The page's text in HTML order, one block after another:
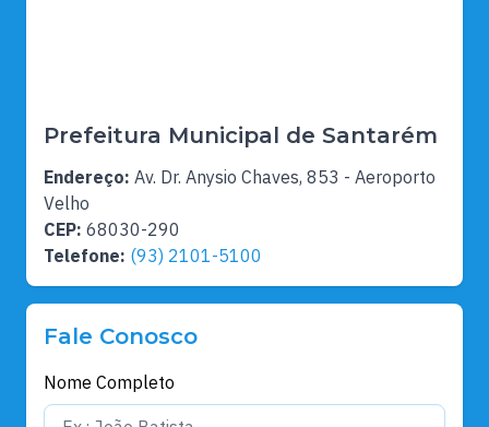
Prefeitura Municipal de Santarém
Endereço: Av. Dr. Anysio Chaves, 853 - Aeroporto
Velho
CEP: 68030-290
Telefone: (93) 2101-5100
Fale Conosco
Nome Completo